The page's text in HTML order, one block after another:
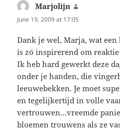
Marjolijn
June 19, 2009 at 17:05
Dank je wel, Marja, wat
is zó inspirerend om
Ik heb hard gewerkt deze
onder je handen, die
leeuwebekken. Je moet
en tegelijkertijd in volle
vertrouwen…vreemde
bloemen trouwens als ze